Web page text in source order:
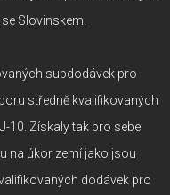
Slovinskem.
subdodávek pro
středně kvalifikovaných
10. Získaly tak pro sebe
na úkor zemí jako jsou
dodávek pro